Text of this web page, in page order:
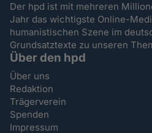
Der hpd ist mit mehreren
Jahr das wichtigste Online-
humanistischen Szene im
Grundsatztexte zu unseren
Über den hpd
Über uns
Redaktion
Trägerverein
Spenden
Impressum